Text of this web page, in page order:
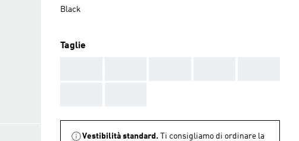
Black
Taglie
Vestibilità standard.
Ti consigliamo di ordinare la